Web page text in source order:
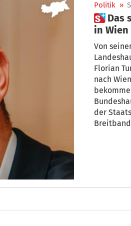
Politik »
 Das sagt Tirols Staatssekretär
in Wien
Von
Florian
nach
der